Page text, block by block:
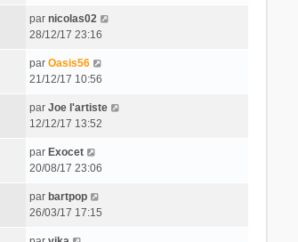
par nicolas02
28/12/17 23:16
par Oasis56
21/12/17 10:56
par Joe l'artiste
12/12/17 13:52
par Exocet
20/08/17 23:06
par bartpop
26/03/17 17:15